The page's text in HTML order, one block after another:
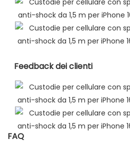
Feedback dei clienti
FAQ